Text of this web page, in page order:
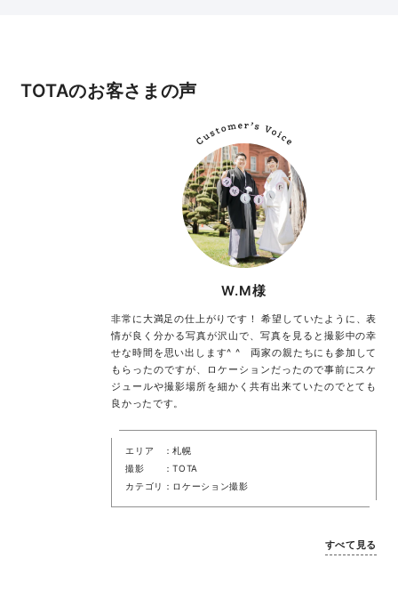
TOTAのお客さまの声
W.M様
非常に大満足の仕上がりです！ 希望していたように、表
情が良く分かる写真が沢山で、写真を見ると撮影中の幸
せな時間を思い出します^ ^ 両家の親たちにも参加して
もらったのですが、ロケーションだったので事前にスケ
ジュールや撮影場所を細かく共有出来ていたのでとても
良かったです。
エリア
札幌
撮影
TOTA
カテゴリ
ロケーション撮影
すべて見る